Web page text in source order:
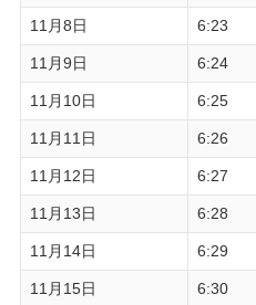
11月8日 6:23
11月9日 6:24
11月10日 6:25
11月11日 6:26
11月12日 6:27
11月13日 6:28
11月14日 6:29
11月15日 6:30